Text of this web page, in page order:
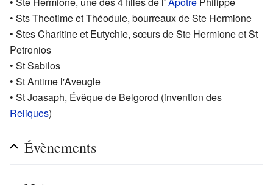
• Sts Theotime et Théodule, bourreaux de Ste Hermione
• Stes Charitine et Eutychie, sœurs de Ste Hermione et St
Petronios
• St Sabilos
• St Antime l'Aveugle
• St Joasaph, Évêque de Belgorod (invention des
Reliques)
Évènements